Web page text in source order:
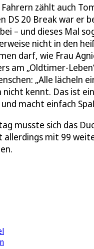
zählt auch
DS 20 Break war er
– und dieses Mal
nicht in den
darf, wie Frau
am „Oldtimer-
„Alle lächeln
nicht kennt. Das ist
macht einfach
musste sich das
allerdings mit 99